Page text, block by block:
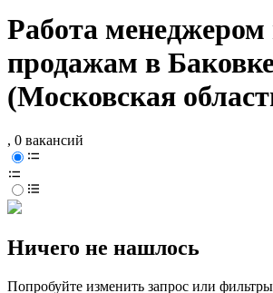
Работа менеджером
продажам в
(Московская
, 0 вакансий
Ничего не нашлось
Попробуйте изменить запрос или фильтры